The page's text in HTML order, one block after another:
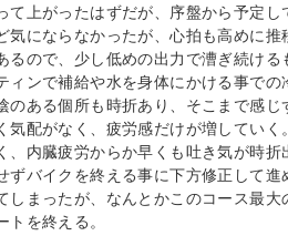
て上がったはずだが、序盤から予定
気にならなかったが、心拍も高めに
るので、少し低めの出力で漕ぎ続け
ィンで補給や水を身体にかける事での
のある個所も時折あり、そこまで感
気配がなく、疲労感だけが増してい
、内臓疲労からか早くも吐き気が時
ずバイクを終える事に下方修正して
しまったが、なんとかこのコース最
トを終える。